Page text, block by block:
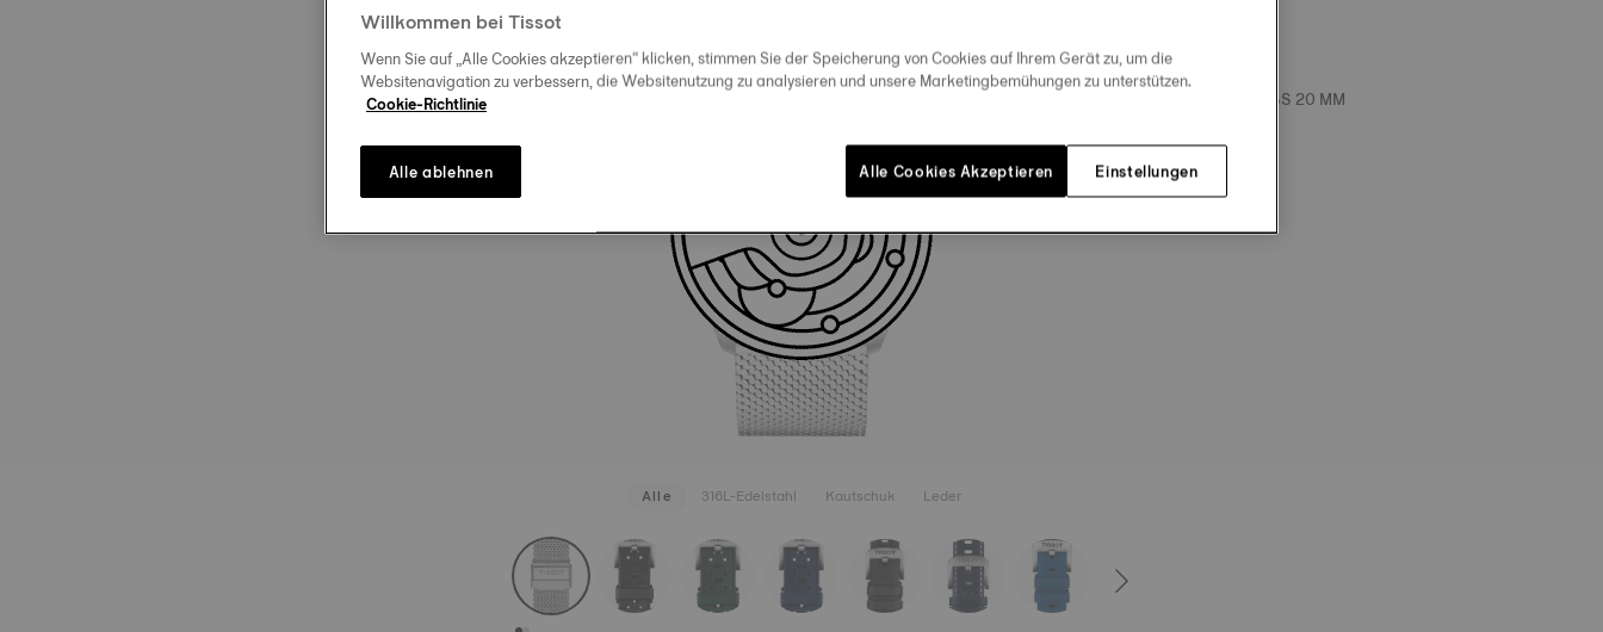
ORIGINAL TISSOT EDELSTAHL-
MILANAISEARMBAND BANDANSTOSS 20 MM
MEHR ANSEHEN
Alle 316L-Edelstahl Kautschuk Leder
strapConfigurator
Willkommen bei Tissot
Wenn Sie auf „Alle Cookies akzeptieren“ klicken, stimmen Sie der Speicherung von Cookies auf Ihrem Gerät zu, um die
Websitenavigation zu verbessern, die Websitenutzung zu analysieren und unsere Marketingbemühungen zu unterstützen.
Cookie-Richtlinie
Einstellungen
Alle ablehnen Alle Cookies Akzeptieren